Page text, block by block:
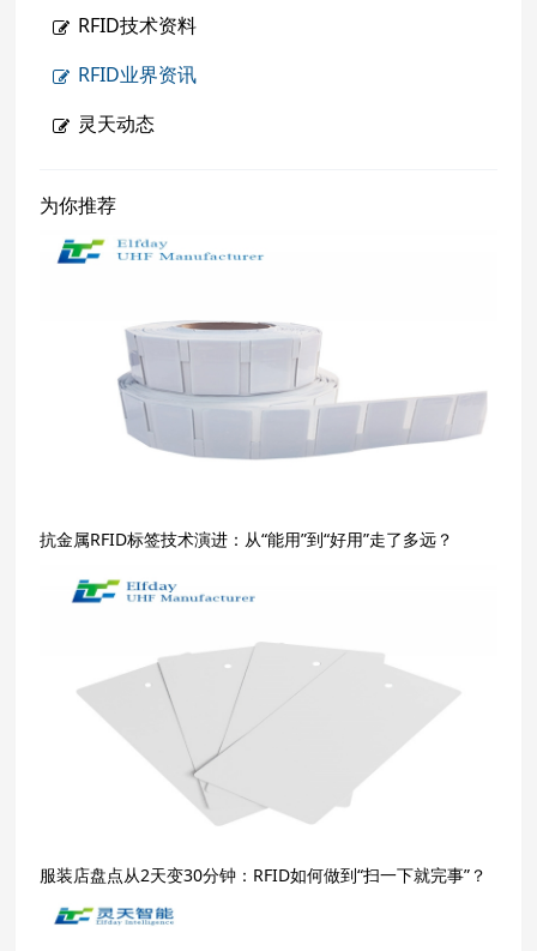
RFID技术资料
RFID业界资讯
灵天动态
为你推荐
抗金属RFID标签技术演进：从“能用”到“好用”走了多远？
服装店盘点从2天变30分钟：RFID如何做到“扫一下就完事”？